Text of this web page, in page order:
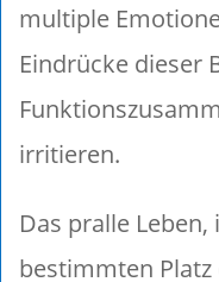
multiple
Eindrücke dieser
irritieren.
Das pralle
bestimmten